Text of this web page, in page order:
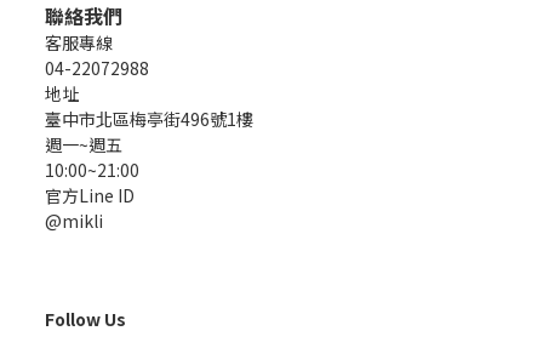
聯絡我們
客服專線
04-22072988
地址
臺中市北區梅亭街496號1樓
週一~週五
10:00~21:00
官方Line ID
@mikli
Follow Us